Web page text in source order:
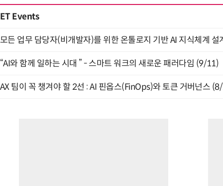
ET Events
모든 업무 담당자(비개발자)를 위한 온톨로지 기반 AI 지식체계
“AI와 함께 일하는 시대 ” - 스마트 워크의 새로운 패러다임 (9/11)
AX 팀이 꼭 챙겨야 할 2선 : AI 핀옵스(FinOps)와 토큰 거버넌스